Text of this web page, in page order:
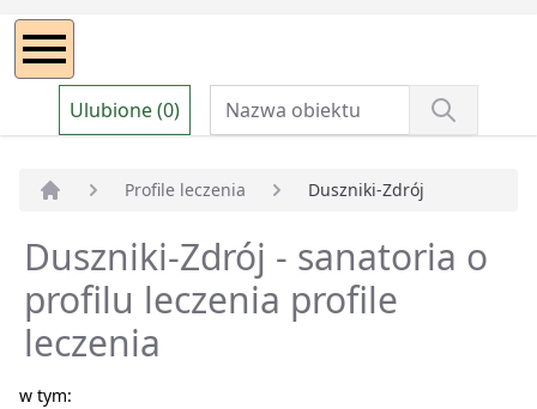
Ulubione (0)
Profile leczenia Duszniki-Zdrój
Duszniki-Zdrój - sanatoria o
profilu leczenia profile
leczenia
w tym: